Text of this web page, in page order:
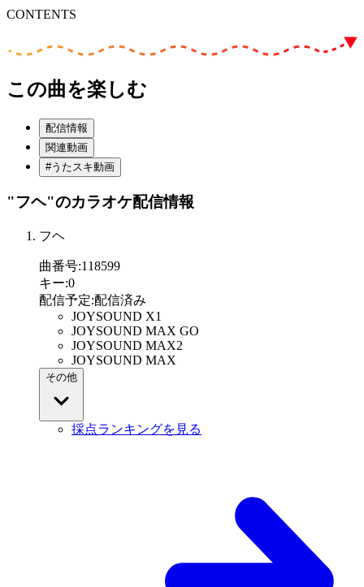
CONTENTS
この曲を楽しむ
配信情報
関連動画
#うたスキ動画
"フヘ"のカラオケ配信情報
フヘ
曲番号:118599
キー:0
配信予定:配信済み
JOYSOUND X1
JOYSOUND MAX GO
JOYSOUND MAX2
JOYSOUND MAX
その他
採点ランキングを見る